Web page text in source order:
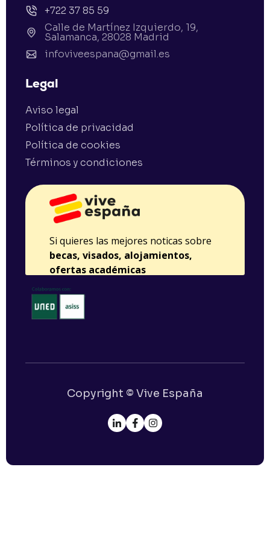
+722 37 85 59
Calle de Martínez Izquierdo, 19,
Salamanca, 28028 Madrid
infoviveespana@gmail.es
Legal
Aviso legal
Política de privacidad
Política de cookies
Términos y condiciones
Copyright © Vive España